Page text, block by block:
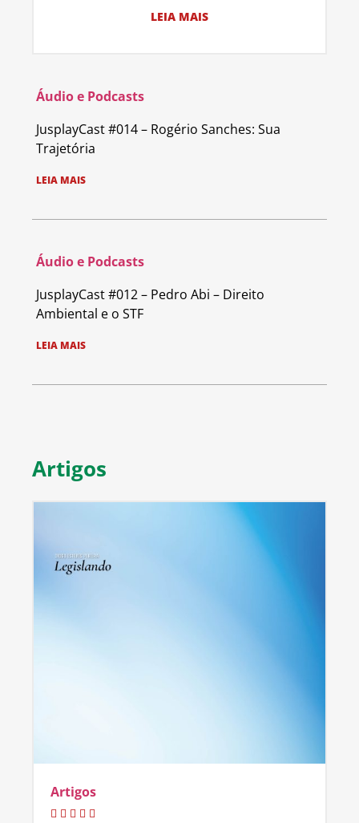
LEIA MAIS
Áudio e Podcasts
JusplayCast #014 – Rogério Sanches: Sua
Trajetória
LEIA MAIS
Áudio e Podcasts
JusplayCast #012 – Pedro Abi – Direito
Ambiental e o STF
LEIA MAIS
Artigos
Artigos